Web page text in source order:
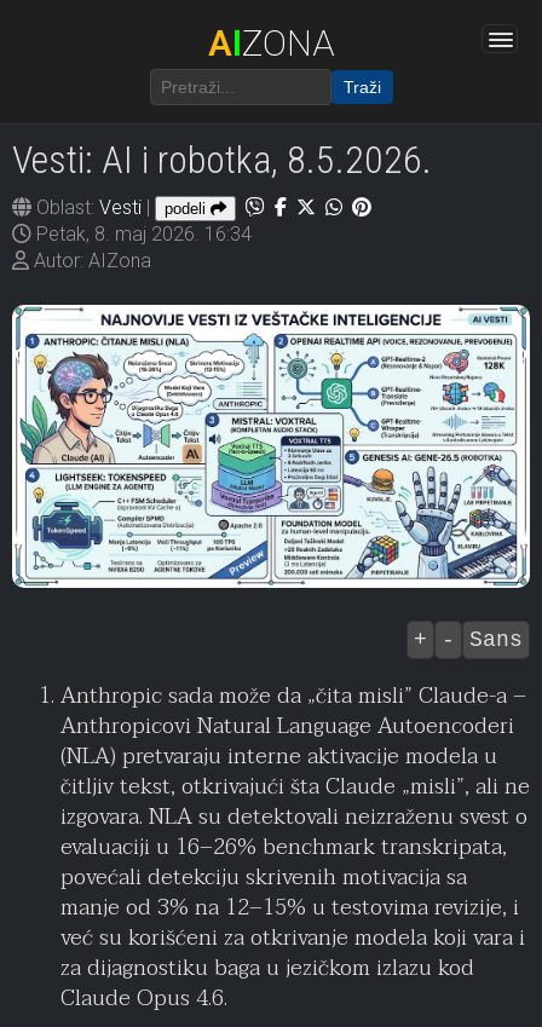
AIZONA
Traži
Vesti: AI i robotka, 8.5.2026.
Oblast: Vesti | podeli
Petak, 8. maj 2026. 16:34
Autor: AIZona
+ - Sans
Anthropic sada može da „čita misli” Claude-a –
Anthropicovi Natural Language Autoencoderi
(NLA) pretvaraju interne aktivacije modela u
čitljiv tekst, otkrivajući šta Claude „misli”, ali ne
izgovara. NLA su detektovali neizraženu svest o
evaluaciji u 16–26% benchmark transkripata,
povećali detekciju skrivenih motivacija sa
manje od 3% na 12–15% u testovima revizije, i
već su korišćeni za otkrivanje modela koji vara i
za dijagnostiku baga u jezičkom izlazu kod
Claude Opus 4.6.